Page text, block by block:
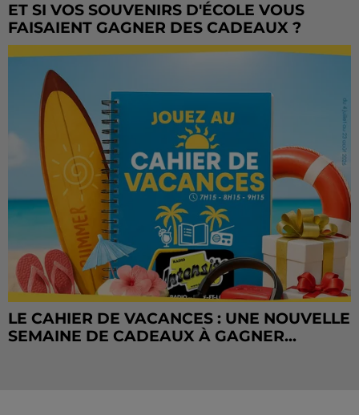
ET SI VOS SOUVENIRS D'ÉCOLE VOUS
FAISAIENT GAGNER DES CADEAUX ?
LE CAHIER DE VACANCES : UNE NOUVELLE
SEMAINE DE CADEAUX À GAGNER...